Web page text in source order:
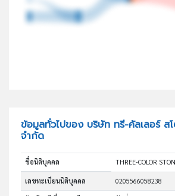
ข้อมูลทั่วไปของ บริษัท ทรี-คัลเลอร์ สโ
จำกัด
ชื่อนิติบุคคล
เลขทะเบียนนิติบุคคล 0205566058238